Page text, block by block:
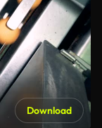
Download